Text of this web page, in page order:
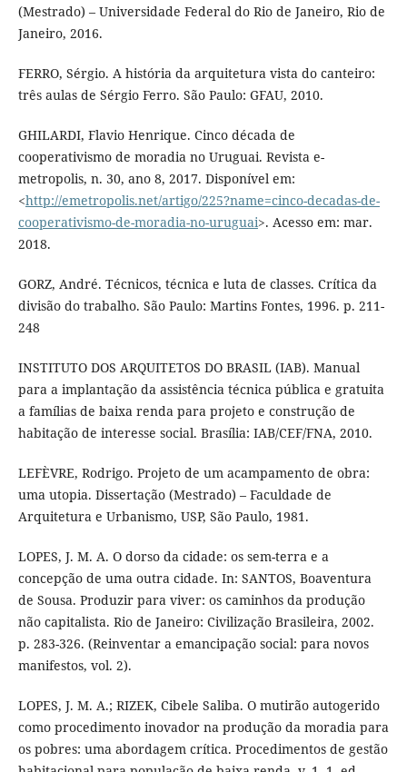
(Mestrado) – Universidade Federal do Rio de Janeiro, Rio de
Janeiro, 2016.
FERRO, Sérgio. A história da arquitetura vista do canteiro:
três aulas de Sérgio Ferro. São Paulo: GFAU, 2010.
GHILARDI, Flavio Henrique. Cinco década de
cooperativismo de moradia no Uruguai. Revista e-
metropolis, n. 30, ano 8, 2017. Disponível em:
<http://emetropolis.net/artigo/225?name=cinco-decadas-de-
cooperativismo-de-moradia-no-uruguai>. Acesso em: mar.
2018.
GORZ, André. Técnicos, técnica e luta de classes. Crítica da
divisão do trabalho. São Paulo: Martins Fontes, 1996. p. 211-
248
INSTITUTO DOS ARQUITETOS DO BRASIL (IAB). Manual
para a implantação da assistência técnica pública e gratuita
a famílias de baixa renda para projeto e construção de
habitação de interesse social. Brasília: IAB/CEF/FNA, 2010.
LEFÈVRE, Rodrigo. Projeto de um acampamento de obra:
uma utopia. Dissertação (Mestrado) – Faculdade de
Arquitetura e Urbanismo, USP, São Paulo, 1981.
LOPES, J. M. A. O dorso da cidade: os sem-terra e a
concepção de uma outra cidade. In: SANTOS, Boaventura
de Sousa. Produzir para viver: os caminhos da produção
não capitalista. Rio de Janeiro: Civilização Brasileira, 2002.
p. 283-326. (Reinventar a emancipação social: para novos
manifestos, vol. 2).
LOPES, J. M. A.; RIZEK, Cibele Saliba. O mutirão autogerido
como procedimento inovador na produção da moradia para
os pobres: uma abordagem crítica. Procedimentos de gestão